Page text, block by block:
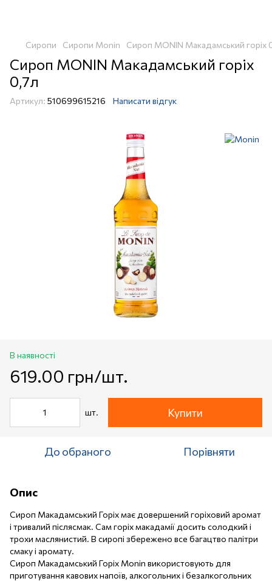
Сиропи Сиропи Monin Сироп MONIN Макадамський горіх
Сироп MONIN Макадамський горіх
0,7л
Артикул: 510699615216 Написати відгук
В наявності
619.00 грн/шт.
шт. Купити
До обраного Порівняти
Опис
Сироп Макадамський Горіх має довершений горіховий аромат
і тривалий післясмак. Сам горіх макадамії досить солодкий і
трохи маслянистий. В сиропі збережено все багацтво палітри
смаку і аромату.
Сироп Макадамський Горіх Monin використовують для
приготування кавових напоїв, алкогольних і безалкогольних